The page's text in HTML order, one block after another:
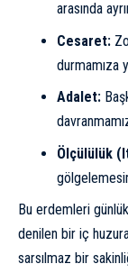
arasında
Cesaret:
durmamıza
Adalet:
Ölçülülük
Bu erdemleri
denilen bir iç
sarsılmaz bir